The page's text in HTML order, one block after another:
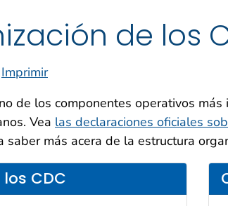
de los
Imprimir
de los componentes operativos
Vea las declaraciones oficiales
saber más acera de la estructura
CDC